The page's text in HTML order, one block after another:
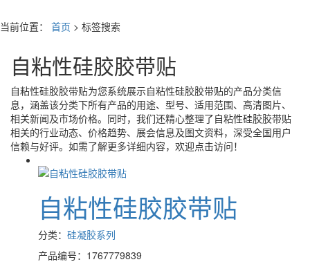
当前位置： 首页 > 标签搜索
自粘性硅胶胶带贴
自粘性硅胶胶带贴为您系统展示自粘性硅胶胶带贴的产品分类信
息，涵盖该分类下所有产品的用途、型号、适用范围、高清图片、
相关新闻及市场价格。同时，我们还精心整理了自粘性硅胶胶带贴
相关的行业动态、价格趋势、展会信息及图文资料，深受全国用户
信赖与好评。如需了解更多详细内容，欢迎点击访问！
自粘性硅胶胶带贴
分类： 硅凝胶系列
产品编号：1767779839